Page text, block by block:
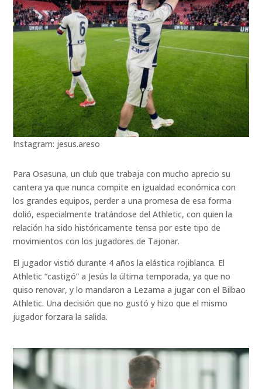
Instagram: jesus.areso
Para Osasuna, un club que trabaja con mucho aprecio su
cantera ya que nunca compite en igualdad económica con
los grandes equipos, perder a una promesa de esa forma
dolió, especialmente tratándose del Athletic, con quien la
relación ha sido históricamente tensa por este tipo de
movimientos con los jugadores de Tajonar.
El jugador vistió durante 4 años la elástica rojiblanca. El
Athletic “castigó” a Jesús la última temporada, ya que no
quiso renovar, y lo mandaron a Lezama a jugar con el Bilbao
Athletic. Una decisión que no gustó y hizo que el mismo
jugador forzara la salida.